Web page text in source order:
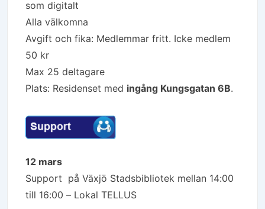
som digitalt
Alla välkomna
Avgift och fika: Medlemmar fritt. Icke medlem
50 kr
Max 25 deltagare
Plats: Residenset med ingång Kungsgatan 6B.
12 mars
Support på Växjö Stadsbibliotek mellan 14:00
till 16:00 – Lokal TELLUS